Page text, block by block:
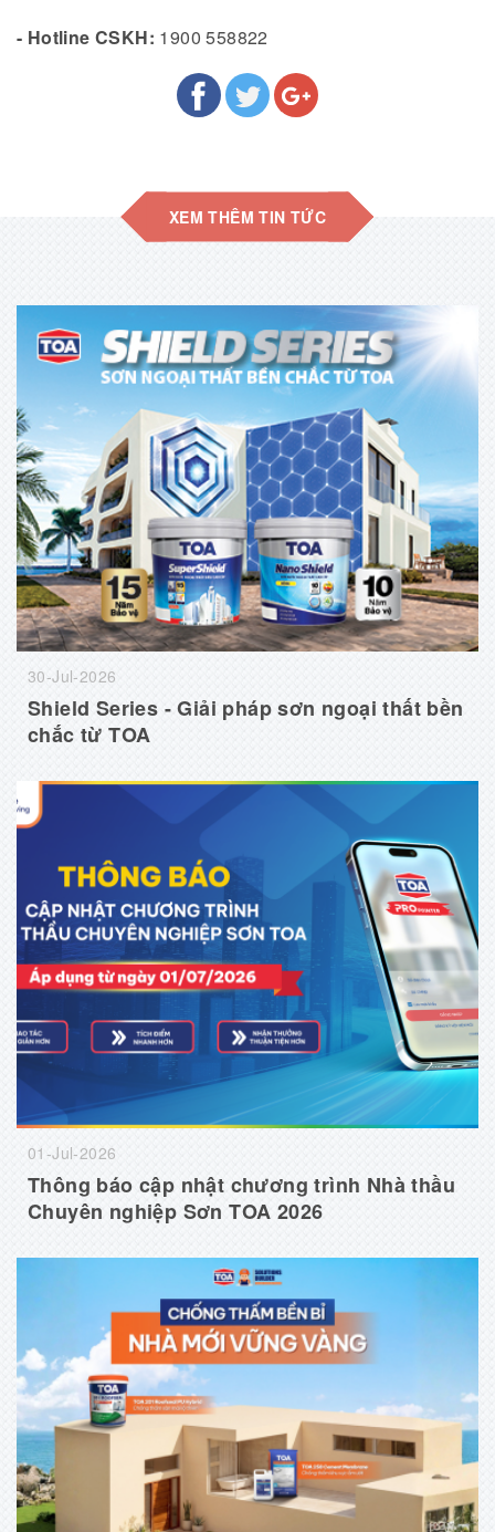
- Hotline CSKH: 1900 558822
30-Jul-2026
Shield Series - Giải pháp sơn ngoại thất bền
chắc từ TOA
01-Jul-2026
Thông báo cập nhật chương trình Nhà thầu
Chuyên nghiệp Sơn TOA 2026
XEM THÊM TIN TỨC